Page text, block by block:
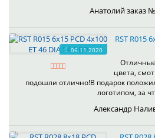
Анатолий заказ
06.11.2020
RST R015
Отличные
цвета,
подошли отлично!В подарок
логотипом, за
Александр